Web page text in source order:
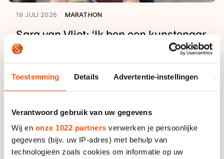
Toestemming Details Advertentie-instellingen
Verantwoord gebruik van uw gegevens
Wij en onze 1022 partners verwerken je persoonlijke
gegevens (bijv. uw IP-adres) met behulp van
technologieën zoals cookies om informatie op uw
19 JULI 2026 MARATHON
Sara van Vliet: ‘Ik ben een kunstenaar
die fietst’